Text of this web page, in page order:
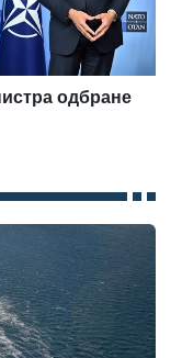
одбране